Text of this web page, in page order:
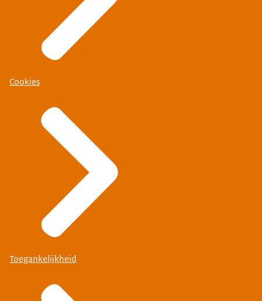
Cookies
Toegankelijkheid